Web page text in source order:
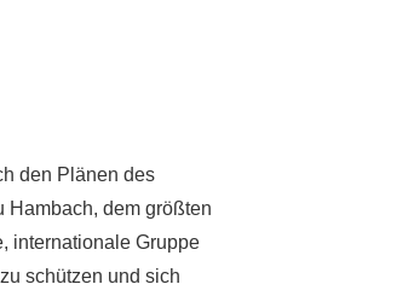
den Plänen des
Hambach, dem größten
internationale Gruppe
schützen und sich